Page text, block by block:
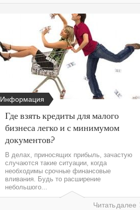
Информация
Где взять кредиты для малого
бизнеса легко и с минимумом
документов?
В делах, приносящих прибыль, зачастую
случаются такие ситуации, когда
необходимы срочные финансовые
вливания. Будь то расширение
небольшого...
Читать далее